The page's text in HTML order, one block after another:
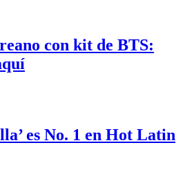
con kit de BTS:
es No. 1 en Hot Latin